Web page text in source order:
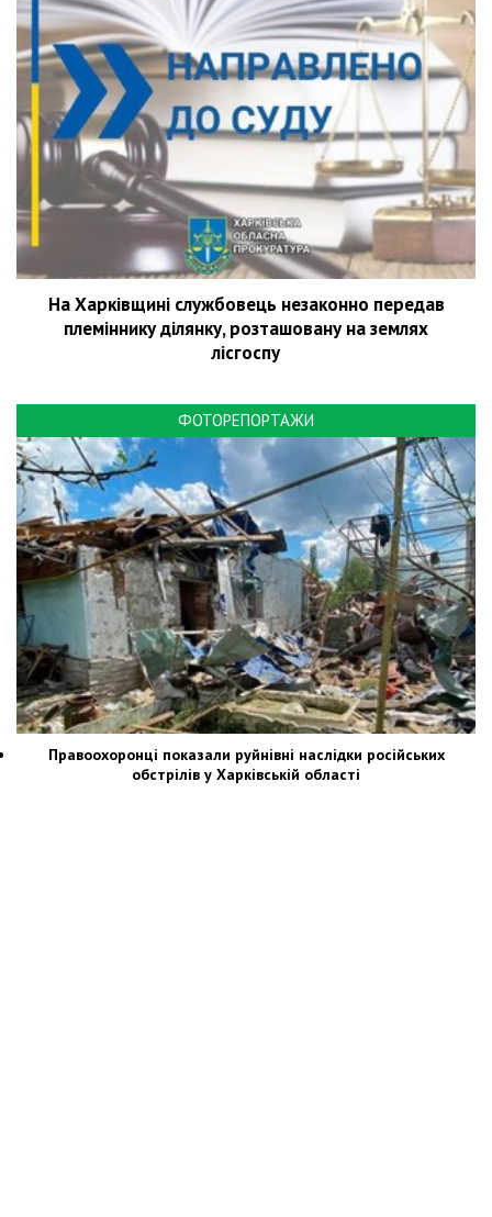
На Харківщині службовець незаконно передав
племіннику ділянку, розташовану на землях
лісгоспу
ФОТОРЕПОРТАЖИ
Правоохоронці показали руйнівні наслідки російських
обстрілів у Харківській області